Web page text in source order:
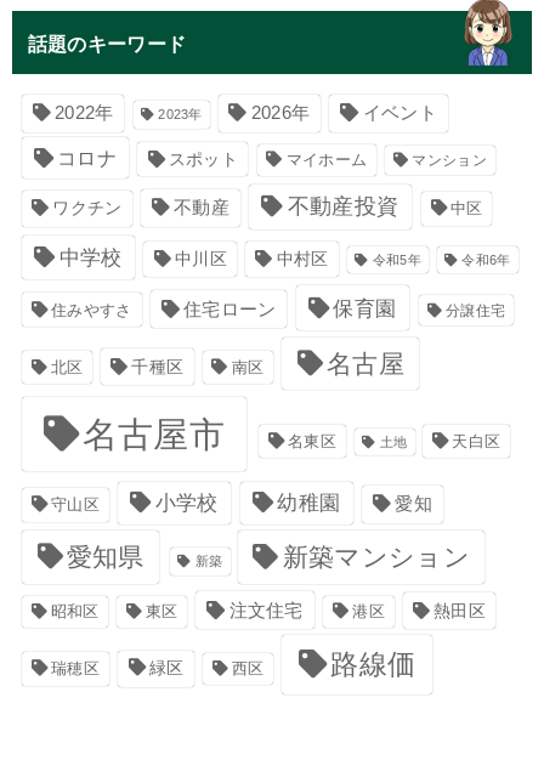
話題のキーワード
2022年 2023年 2026年 イベント
コロナ スポット マイホーム マンション
ワクチン 不動産 不動産投資 中区
中学校 中川区 中村区 令和5年 令和6年
住みやすさ 住宅ローン 保育園 分譲住宅
北区 千種区 南区 名古屋
名古屋市 名東区 土地 天白区
守山区 小学校 幼稚園 愛知
愛知県 新築 新築マンション
昭和区 東区 注文住宅 港区 熱田区
瑞穂区 緑区 西区 路線価